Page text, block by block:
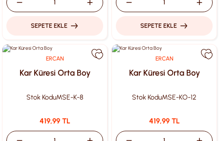
SEPETE EKLE SEPETE EKLE
ERCAN
Kar Küresi Orta Boy
Stok KoduMSE-K-8
419,99 TL
ERCAN
Kar Küresi Orta Boy
Stok KoduMSE-KO-12
419,99 TL